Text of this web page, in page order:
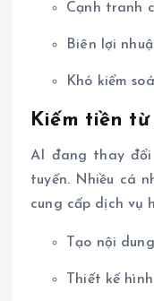
Cạnh tranh
Biên lợi
Khó kiểm
Kiếm tiền từ
AI đang thay
tuyến. Nhiều cá
cung cấp dịch vụ
Tạo nội
Thiết kế